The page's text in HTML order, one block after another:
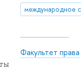
международное
Факультет права